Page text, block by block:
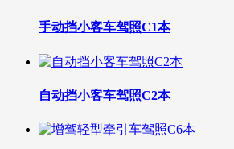
手动挡小客车驾照C1本
自动挡小客车驾照C2本